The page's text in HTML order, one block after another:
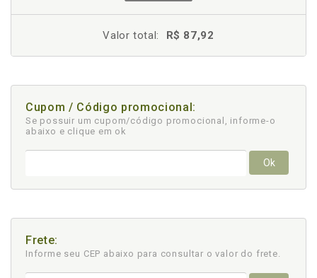
Valor total: R$ 87,92
Cupom / Código promocional:
Se possuir um cupom/código promocional, informe-o
abaixo e clique em ok
Ok
Frete:
Informe seu CEP abaixo para consultar o valor do frete.